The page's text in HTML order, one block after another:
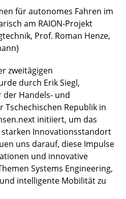
für autonomes Fahren im
am RAION-Projekt
Prof. Roman Henze,
zweitägigen
durch Erik Siegl,
Handels- und
Republik in
initiiert, um das
starken Innovationsstandort
uns darauf, diese Impulse
und innovative
Systems Engineering,
intelligente Mobilität zu